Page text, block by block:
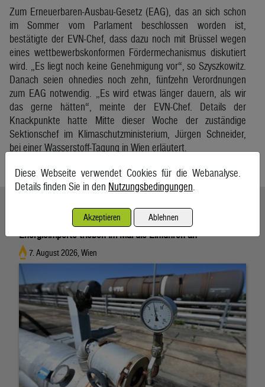
Zum Erneuerbaren-Ausbau-Gesetz (EAG), das an sich schon
im Sommer vom Parlament beschlossen worden ist,
bestätigte der EVN-Chef, dass dazu noch mit Brüssel wegen
eines wettbewerbskonformen Fördermechanismus diskutiert
wird. „Es liegt noch keine Genehmigung vor“, so Szyszkowitz.
Danach seien ohnedies noch zehn, fünfzehn Verordnungen
zum EAG notwendig. „Es wird etwas länger dauern, als wir
das gerne hätten“, meinte der EVN-Chef. Details der
Knackpunkte hatte Mitte dieser Woche der zuständige
Sektionschef im Klimaschutzministerium, Jürgen Schneider,
bei einer Wasserstoff-Tagung in Wien erläutert.
Ähnliche Artikel weiterlesen
Energieimporte trieben im Mai die Einfuhren an
7. August 2026, Wien
Diese Webseite verwendet Cookies für die Webanalyse.
Details finden Sie in den Nutzungsbedingungen
Akzeptieren Ablehnen